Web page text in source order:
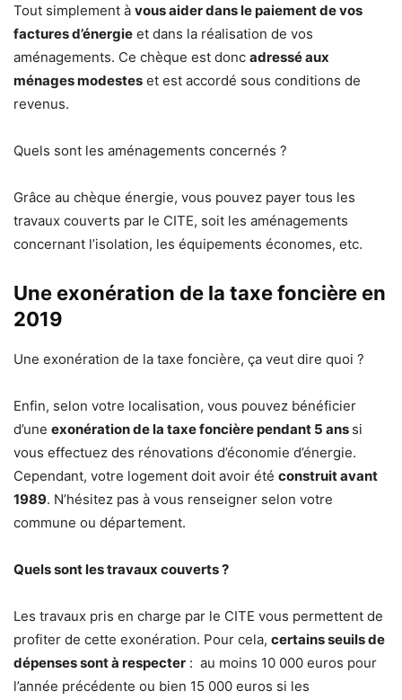
Tout simplement à vous aider dans le paiement de vos
factures d’énergie et dans la réalisation de vos
aménagements. Ce chèque est donc adressé aux
ménages modestes et est accordé sous conditions de
revenus.
Quels sont les aménagements concernés ?
Grâce au chèque énergie, vous pouvez payer tous les
travaux couverts par le CITE, soit les aménagements
concernant l’isolation, les équipements économes, etc.
Une exonération de la taxe foncière en
2019
Une exonération de la taxe foncière, ça veut dire quoi ?
Enfin, selon votre localisation, vous pouvez bénéficier
d’une exonération de la taxe foncière pendant 5 ans si
vous effectuez des rénovations d’économie d’énergie.
Cependant, votre logement doit avoir été construit avant
1989. N’hésitez pas à vous renseigner selon votre
commune ou département.
Quels sont les travaux couverts ?
Les travaux pris en charge par le CITE vous permettent de
profiter de cette exonération. Pour cela, certains seuils de
dépenses sont à respecter : au moins 10 000 euros pour
l’année précédente ou bien 15 000 euros si les